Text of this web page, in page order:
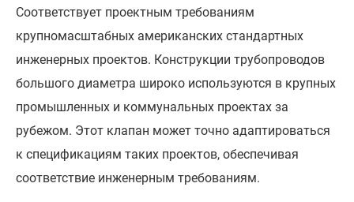
Соответствует проектным требованиям
крупномасштабных американских стандартных
инженерных проектов. Конструкции трубопроводов
большого диаметра широко используются в крупных
промышленных и коммунальных проектах за
рубежом. Этот клапан может точно адаптироваться
к спецификациям таких проектов, обеспечивая
соответствие инженерным требованиям.